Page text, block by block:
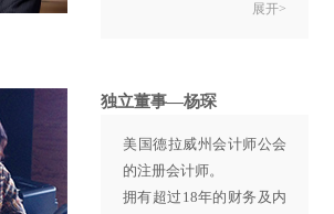
年起担任中国人民政治协
专业管理学会咨询顾问委
委员会主席。
唐教授持有美国俄勒冈州
立大学机械工程理学士学
学位和曼彻斯特大学管理
学工商管理硕士课程主任
任欧曾投资有限公司董
事。曾博士先后出版了多
部专业书籍和发表了多篇
展开>
独立董事—杨琛
美国德拉威州会计师公会
的注册会计师。
拥有超过18年的财务及内